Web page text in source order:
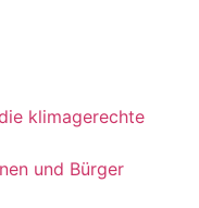
klimagerechte
und Bürger